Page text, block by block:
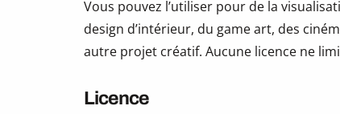
Vous pouvez l’utiliser pour de la
design d’intérieur, du game art, des
autre projet créatif. Aucune licence ne
Licence